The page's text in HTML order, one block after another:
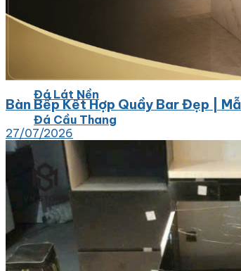
Đá Thạch Anh
Đá Nhân Tạo
Đá Lát Nền
Đá Cầu Thang
Đá Cầu Thang
Đá Bàn Bếp
Đá Bàn Bếp
Đá Lát Nền
Đá Bàn Bếp Cao Cấp
Đá Ốp
Đá Ốp Bếp
Bàn Bếp Kết Hợp Quầy Bar Đẹp |
27/07/2026